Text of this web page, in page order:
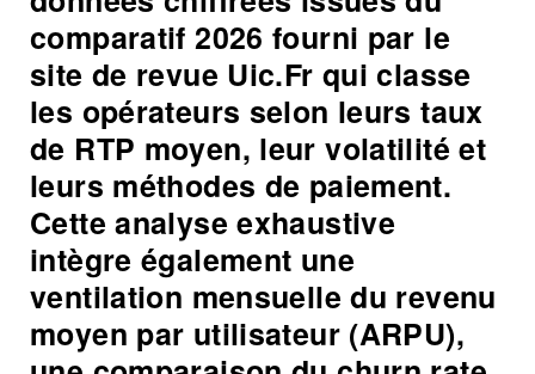
comparatif 2026 fourni par le
site de revue Uic.Fr qui classe
les opérateurs selon leurs taux
de RTP moyen, leur volatilité et
leurs méthodes de paiement.
Cette analyse exhaustive
intègre également une
ventilation mensuelle du revenu
moyen par utilisateur (ARPU),